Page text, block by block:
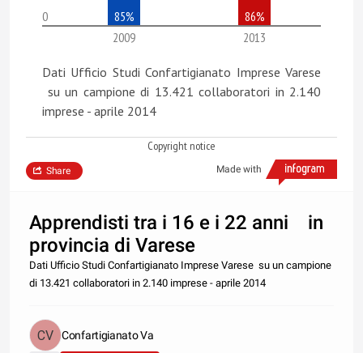
0
2009
2013
85% 86%
Dati Ufficio Studi Confartigianato Imprese Varese
su un campione di 13.421 collaboratori in 2.140
imprese - aprile 2014
Copyright notice
Made with
Share
Apprendisti tra i 16 e i 22 anni in
provincia di Varese
Dati Ufficio Studi Confartigianato Imprese Varese su un campione
di 13.421 collaboratori in 2.140 imprese - aprile 2014
Confartigianato Va